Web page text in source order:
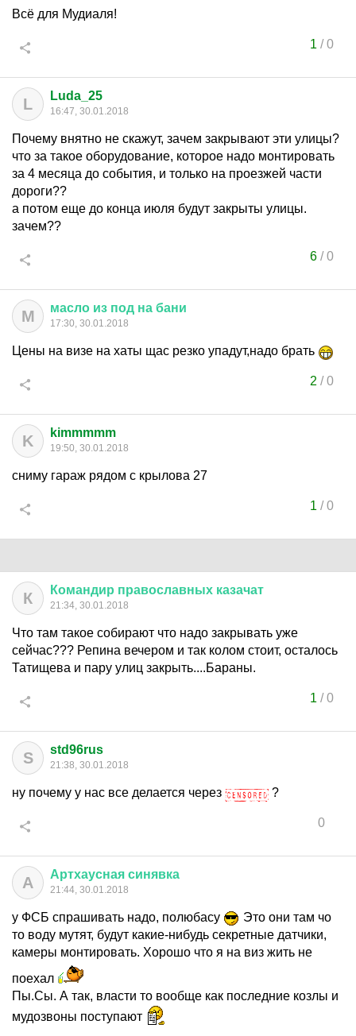
Всё для Мудиаля!
1 /0
L Luda_25
16:47, 30.01.2018
Почему внятно не скажут, зачем закрывают эти улицы?
что за такое оборудование, которое надо монтировать
за 4 месяца до события, и только на проезжей части
дороги??
а потом еще до конца июля будут закрыты улицы.
зачем??
6/0
М масло из под на бани
17:30, 30.01.2018
Цены на визе на хаты щас резко упадут,надо брать
2 /0
K kimmmmm
19:50, 30.01.2018
сниму гараж рядом с крылова 27
1 /0
К Командир православных казачат
21:34, 30.01.2018
Что там такое собирают что надо закрывать уже
сейчас??? Репина вечером и так колом стоит, осталось
Татищева и пару улиц закрыть....Бараны.
1 /0
S std96rus
21:38, 30.01.2018
ну почему у нас все делается через ?
0
А Артхаусная синявка
21:44, 30.01.2018
у ФСБ спрашивать надо, полюбасу
Это они там чо
то воду мутят, будут какие-нибудь секретные датчики,
камеры монтировать. Хорошо что я на виз жить не
поехал
Пы.Сы. А так, власти то вообще как последние козлы и
мудозвоны поступают